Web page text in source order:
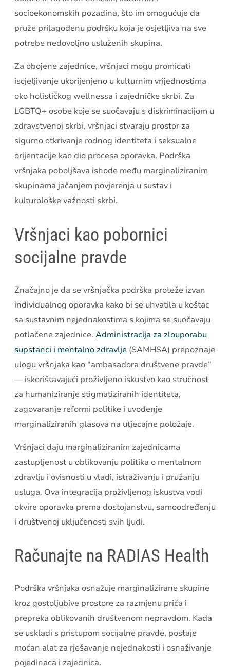
socioekonomskih pozadina, što im omogućuje da
pruže prilagođenu podršku koja je osjetljiva na sve
potrebe nedovoljno usluženih skupina.
Za obojene zajednice, vršnjaci mogu promicati
iscjeljivanje ukorijenjeno u kulturnim vrijednostima
oko holističkog wellnessa i zajedničke skrbi. Za
LGBTQ+ osobe koje se suočavaju s diskriminacijom u
zdravstvenoj skrbi, vršnjaci stvaraju prostor za
sigurno otkrivanje rodnog identiteta i seksualne
orijentacije kao dio procesa oporavka. Podrška
vršnjaka poboljšava ishode među marginaliziranim
skupinama jačanjem povjerenja u sustav i
kulturološke važnosti skrbi.
Vršnjaci kao pobornici
socijalne pravde
Značajno je da se vršnjačka podrška proteže izvan
individualnog oporavka kako bi se uhvatila u koštac
sa sustavnim nejednakostima s kojima se suočavaju
potlačene zajednice. Administracija za zlouporabu
supstanci i mentalno zdravlje (SAMHSA) prepoznaje
ulogu vršnjaka kao “ambasadora društvene pravde”
— iskorištavajući proživljeno iskustvo kao stručnost
za humaniziranje stigmatiziranih identiteta,
zagovaranje reformi politike i uvođenje
marginaliziranih glasova na utjecajne položaje.
Vršnjaci daju marginaliziranim zajednicama
zastupljenost u oblikovanju politika o mentalnom
zdravlju i ovisnosti u vladi, istraživanju i pružanju
usluga. Ova integracija proživljenog iskustva vodi
okvire oporavka prema dostojanstvu, samoodređenju
i društvenoj uključenosti svih ljudi.
Računajte na RADIAS Health
Podrška vršnjaka osnažuje marginalizirane skupine
kroz gostoljubive prostore za razmjenu priča i
prepreka oblikovanih društvenom nepravdom. Kada
se uskladi s pristupom socijalne pravde, postaje
moćan alat za rješavanje nejednakosti i osnaživanje
pojedinaca i zajednica.